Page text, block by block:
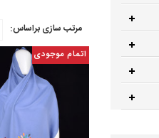
مرتب سازی براساس:
اتمام موجودی